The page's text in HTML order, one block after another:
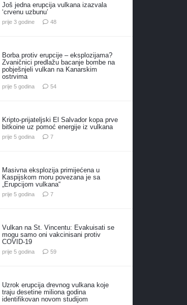
Još jedna erupcija vulkana izazvala
‘crvenu uzbunu’
prije 3 godine 48komentara
Borba protiv erupcije – eksplozijama?
Zvaničnici predlažu bacanje bombe na
pobješnjeli vulkan na Kanarskim
ostrvima
prije 5 godina 54komentara
Kripto-prijateljski El Salvador kopa prve
bitkoine uz pomoć energije iz vulkana
prije 5 godina 7komentara
Masivna eksplozija primijećena u
Kaspijskom moru povezana je sa
„Erupcijom vulkana“
prije 5 godina 7komentara
Vulkan na St. Vincentu: Evakuisati se
mogu samo oni vakcinisani protiv
COVID-19
prije 5 godina 59komentara
Uzrok erupcija drevnog vulkana koje
traju desetine miliona godina
identifikovan novom studijom